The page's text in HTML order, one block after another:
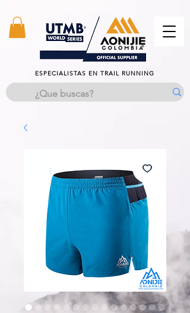
ESPECIALISTAS EN TRAIL RUNNING